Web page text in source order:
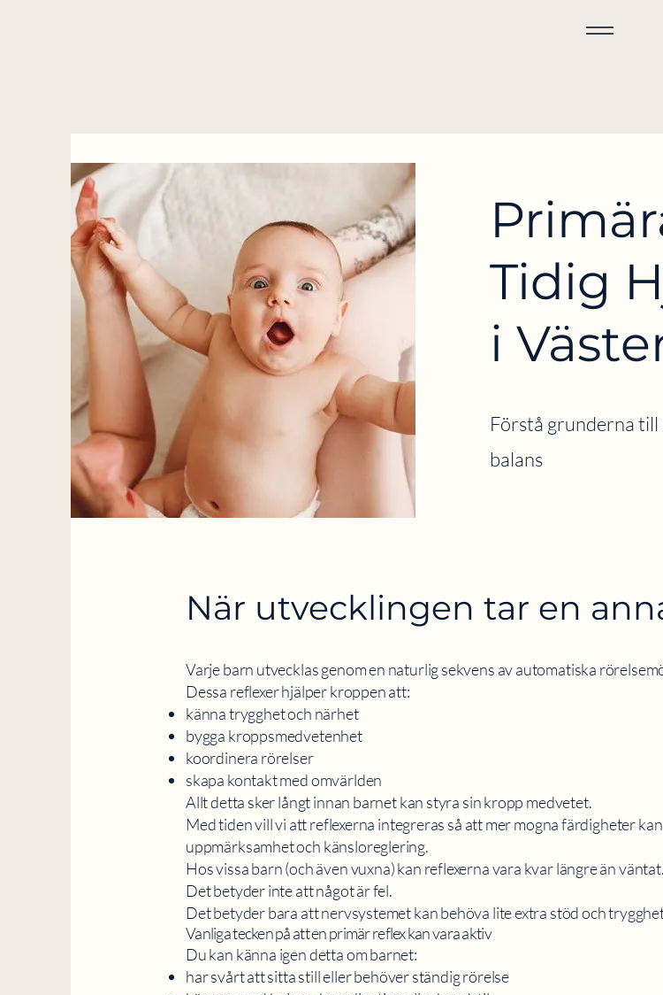
Tidig
i
Förstå grunderna till
balans
När utvecklingen tar en
Varje barn utvecklas genom en naturlig sekvens av automatiska
Dessa reflexer hjälper kroppen att:
känna trygghet och närhet
bygga kroppsmedvetenhet
koordinera rörelser
skapa kontakt med omvärlden
Allt detta sker långt innan barnet kan styra sin kropp medvetet.
Med tiden vill vi att reflexerna integreras så att mer mogna färdigheter
uppmärksamhet och känsloreglering.
Hos vissa barn (och även vuxna) kan reflexerna vara kvar längre än väntat.
Det betyder inte att något är fel.
Det betyder bara att nervsystemet kan behöva lite extra stöd och
Vanliga tecken på att en primär reflex kan vara aktiv
Du kan känna igen detta om barnet:
har svårt att sitta still eller behöver ständig rörelse